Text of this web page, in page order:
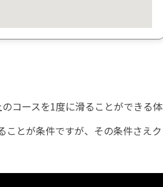
コースを1度に滑ることができる体
ことが条件ですが、その条件さえク